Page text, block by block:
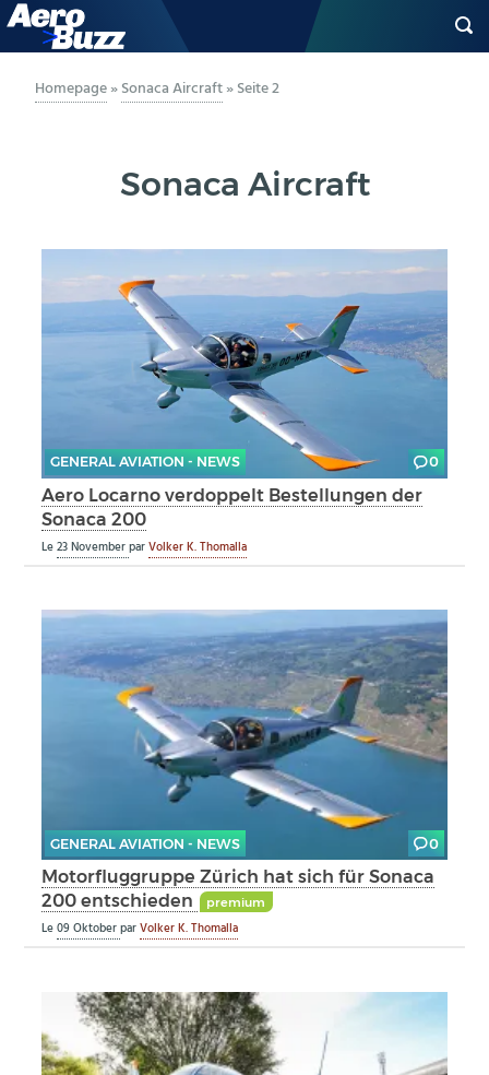
GENERAL AVIATION
LUFTVERKEHR
MILITÄR
INDUSTRIE
AERO-KULTUR
Homepage»Sonaca Aircraft»Seite 2
Sonaca Aircraft
GENERAL AVIATION - NEWS 0
Aero Locarno verdoppelt Bestellungen der
Sonaca 200
Le23 NovemberparVolker K. Thomalla
GENERAL AVIATION - NEWS 0
Motorfluggruppe Zürich hat sich für Sonaca
200 entschieden
premium
Le09 OktoberparVolker K. Thomalla